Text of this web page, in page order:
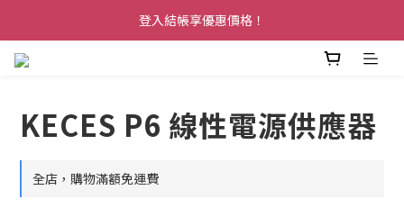
登入結帳享優惠價格！
KECES P6 線性電源供應器
全店，購物滿額免運費